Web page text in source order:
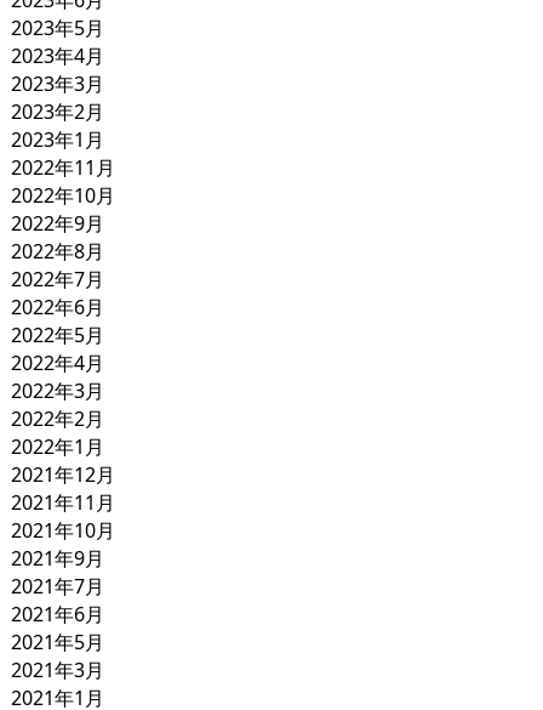
2023年5月
2023年4月
2023年3月
2023年2月
2023年1月
2022年11月
2022年10月
2022年9月
2022年8月
2022年7月
2022年6月
2022年5月
2022年4月
2022年3月
2022年2月
2022年1月
2021年12月
2021年11月
2021年10月
2021年9月
2021年7月
2021年6月
2021年5月
2021年3月
2021年1月